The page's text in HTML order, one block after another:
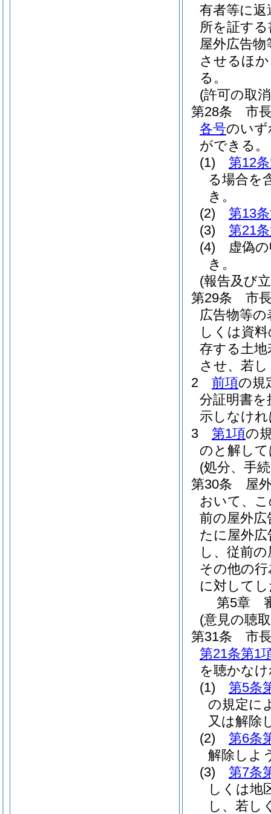
有者等に
所を証す
屋外広告
させるほ
る。
(許可の取
第28条
市
各号のいず
ができる。
(1)
第12
る場合を
き。
(2)
第13
(3)
第21
(4)
虚偽
き。
(報告及び
第29条
市
広告物等
しくは資
存する土
させ、若
2
前項の規
分証明書
示しなけ
3
第1項の
のと解し
(処分、手
第30条
屋
おいて、
前の屋外
たに屋外
し、従前
その他の
に対して
第5章
(意見の聴
第31条
市
第21条第1
を聴かな
(1)
第5条
の規定に
又は解除
(2)
第6条
解除しよ
(3)
第7条
しくは地
し、若し